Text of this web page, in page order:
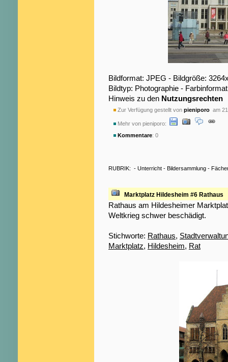
Bildformat: JPEG - Bildgröße:
Bildtyp: Photographie -
Hinweis zu den Nutzungsrechten
Zur Verfügung gestellt von pieniporo am
Mehr von pieniporo:
Kommentare: 0
RUBRIK: - Unterricht - Bildersammlung -
Marktplatz Hildesheim #6 Rathaus
Rathaus am Hildesheimer
Weltkrieg schwer beschädigt.
Stichworte: Rathaus,
Marktplatz, Hildesheim, Rat